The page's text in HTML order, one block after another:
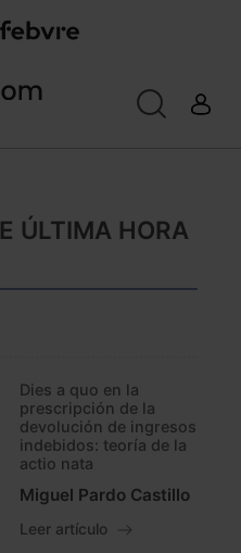
ÚLTIMA HORA
Dies a quo en la
prescripción de la
devolución de ingresos
indebidos: teoría de la
actio nata
Miguel Pardo Castillo
Leer artículo